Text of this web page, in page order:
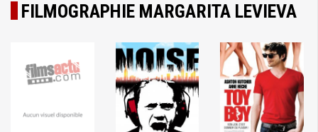
FILMOGRAPHIE MARGARITA LEVIEVA